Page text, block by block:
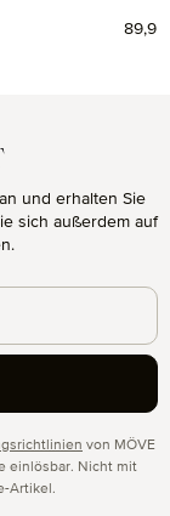
und erhalten Sie
sich außerdem auf
von MÖVE
einlösbar. Nicht mit
Artikel.